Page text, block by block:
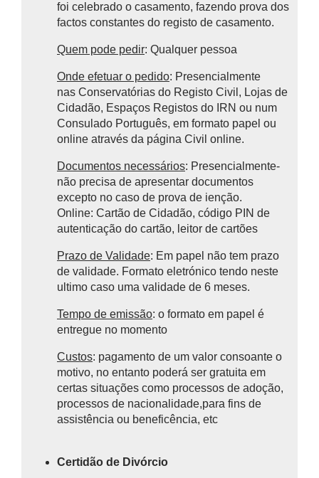
foi celebrado o casamento, fazendo prova dos
factos constantes do registo de casamento.
Quem pode pedir: Qualquer pessoa
Onde efetuar o pedido: Presencialmente
nas Conservatórias do Registo Civil, Lojas de
Cidadão, Espaços Registos do IRN ou num
Consulado Português, em formato papel ou
online através da página Civil online.
Documentos necessários: Presencialmente-
não precisa de apresentar documentos
excepto no caso de prova de ienção.
Online: Cartão de Cidadão, código PIN de
autenticação do cartão, leitor de cartões
Prazo de Validade: Em papel não tem prazo
de validade. Formato eletrónico tendo neste
ultimo caso uma validade de 6 meses.
Tempo de emissão: o formato em papel é
entregue no momento
Custos: pagamento de um valor consoante o
motivo, no entanto poderá ser gratuita em
certas situações como processos de adoção,
processos de nacionalidade,para fins de
assistência ou beneficência, etc
Certidão de Divórcio